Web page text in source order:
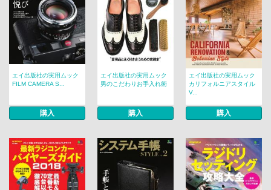
エイ出版社の実用ムック
FILM CAMERA S...
購入
エイ出版社の実用ムック
男のこだわりお手入れ術
購入
エイ出版社の実用ムック
カリフォルニアスタイル
V...
購入